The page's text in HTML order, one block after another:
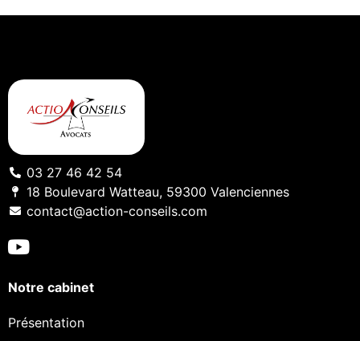
03 27 46 42 54
18 Boulevard Watteau, 59300 Valenciennes
contact@action-conseils.com
Notre cabinet
Présentation